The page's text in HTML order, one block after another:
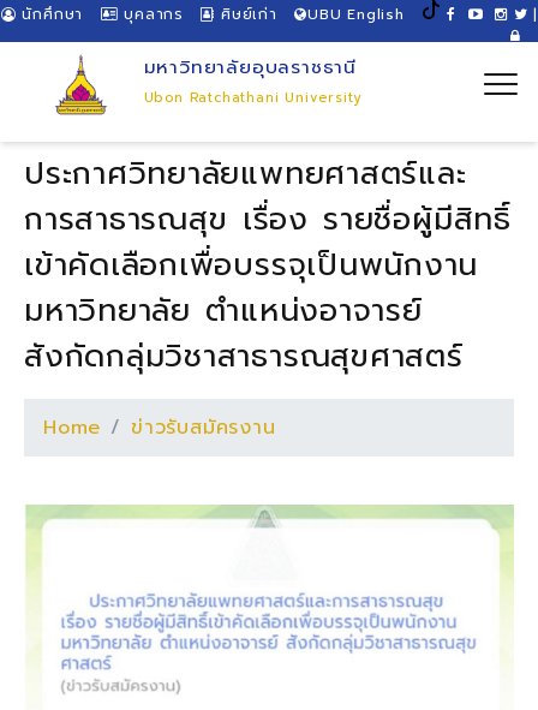
นักศึกษา บุคลากร ศิษย์เก่า UBU English |
มหาวิทยาลัยอุบลราชธานี
Ubon Ratchathani University
ประกาศวิทยาลัยแพทยศาสตร์และ
การสาธารณสุข เรื่อง รายชื่อผู้มีสิทธิ์
เข้าคัดเลือกเพื่อบรรจุเป็นพนักงาน
มหาวิทยาลัย ตำแหน่งอาจารย์
สังกัดกลุ่มวิชาสาธารณสุขศาสตร์
Home ข่าวรับสมัครงาน